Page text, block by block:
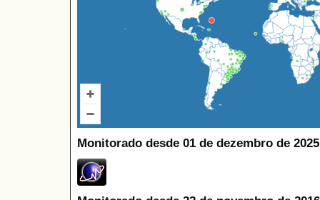
Monitorado desde 01 de dezembro de